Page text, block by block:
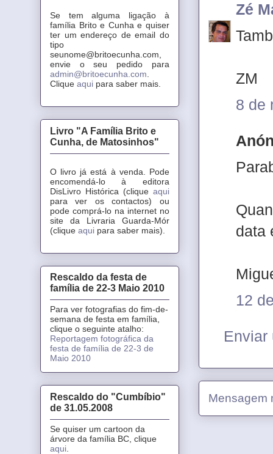
Zé
ZM
8 de
data
12
Enviar
Mensagem
Se tem alguma ligação à
família Brito e Cunha e quiser
ter um endereço de email do
tipo
seunome@britoecunha.com,
envie o seu pedido para
admin@britoecunha.com
Clique aqui para saber mais.
Livro "A Família Brito e
Cunha, de Matosinhos"
O livro já está à venda. Pode
encomendá-lo à editora
DisLivro Histórica (clique aqui
para ver os contactos) ou
pode comprá-lo na internet no
site da Livraria Guarda-Mór
(clique aqui para saber mais).
Rescaldo da festa de
família de 22-3 Maio 2010
Para ver fotografias do fim-de-
semana de festa em família,
clique o seguinte atalho:
Reportagem fotográfica da
festa de família de 22-3 de
Maio 2010
Rescaldo do "Cumbíbio"
de 31.05.2008
Se quiser um cartoon da
árvore da família BC, clique
aqui